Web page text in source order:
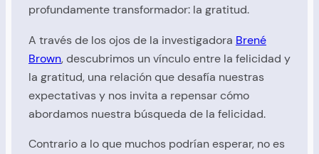
profundamente transformador: la gratitud.
A través de los ojos de la investigadora Brené
Brown, descubrimos un vínculo entre la felicidad y
la gratitud, una relación que desafía nuestras
expectativas y nos invita a repensar cómo
abordamos nuestra búsqueda de la felicidad.
Contrario a lo que muchos podrían esperar, no es